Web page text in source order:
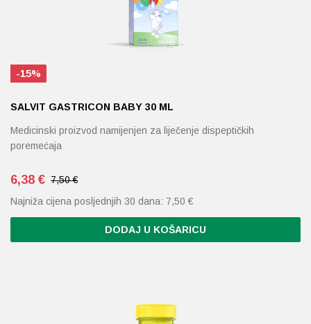
-15%
SALVIT GASTRICON BABY 30 ML
Medicinski proizvod namijenjen za liječenje dispeptičkih
poremećaja
6,38 € 7,50 €
Najniža cijena posljednjih 30 dana: 7,50 €
DODAJ U KOŠARICU